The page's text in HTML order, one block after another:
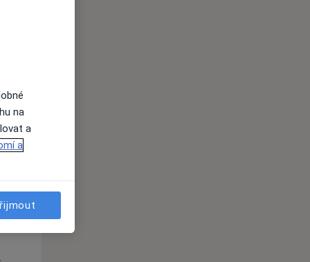
11 Srpen
na
a
a